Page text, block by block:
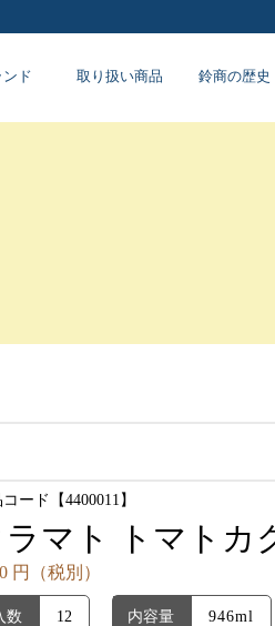
ド 取り扱い商品 鈴商の歴史
ード【4400011】
ラマト トマトカ
円（税別）
数 12 内容量 946ml